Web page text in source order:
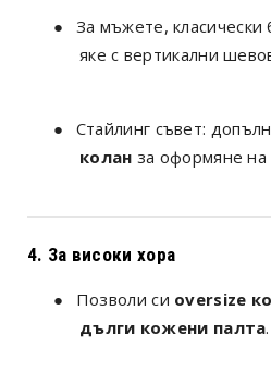
●
За мъжете,
яке с вертикални
● Стайлинг съвет:
колан за оформяне на
4. За високи хора
● Позволи си oversize
дълги кожени палта.